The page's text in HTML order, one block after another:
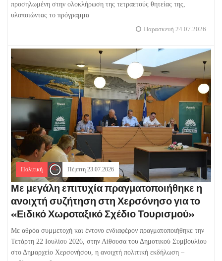
προσηλωμένη στην ολοκλήρωση της τετραετούς θητείας της,
υλοποιώντας το πρόγραμμα
Παρασκευή 24.07.2026
Πολιτική Πέμπτη 23.07.2026
Με μεγάλη επιτυχία πραγματοποιήθηκε η
ανοιχτή συζήτηση στη Χερσόνησο για το
«Ειδικό Χωροταξικό Σχέδιο Τουρισμού»
Με αθρόα συμμετοχή και έντονο ενδιαφέρον πραγματοποιήθηκε την
Τετάρτη 22 Ιουλίου 2026, στην Αίθουσα του Δημοτικού Συμβουλίου
στο Δημαρχείο Χερσονήσου, η ανοιχτή πολιτική εκδήλωση –